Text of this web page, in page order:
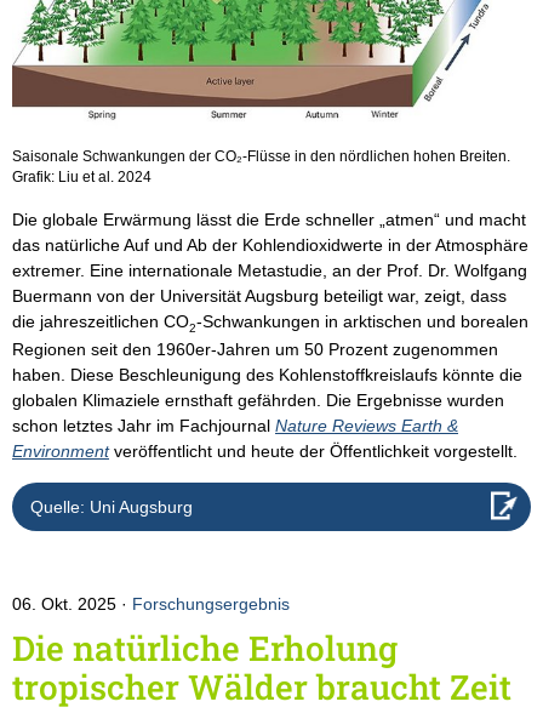
Saisonale Schwankungen der CO₂-Flüsse in den nördlichen hohen Breiten.
Grafik: Liu et al. 2024
Die globale Erwärmung lässt die Erde schneller „atmen“ und macht
das natürliche Auf und Ab der Kohlendioxidwerte in der Atmosphäre
extremer. Eine internationale Metastudie, an der Prof. Dr. Wolfgang
Buermann von der Universität Augsburg beteiligt war, zeigt, dass
die jahreszeitlichen CO2-Schwankungen in arktischen und borealen
Regionen seit den 1960er-Jahren um 50 Prozent zugenommen
haben. Diese Beschleunigung des Kohlenstoffkreislaufs könnte die
globalen Klimaziele ernsthaft gefährden. Die Ergebnisse wurden
schon letztes Jahr im Fachjournal Nature Reviews Earth &
Environmentveröffentlicht und heute der Öffentlichkeit vorgestellt.
Quelle: Uni Augsburg
06. Okt. 2025 Forschungsergebnis
Die natürliche Erholung
tropischer Wälder braucht Zeit